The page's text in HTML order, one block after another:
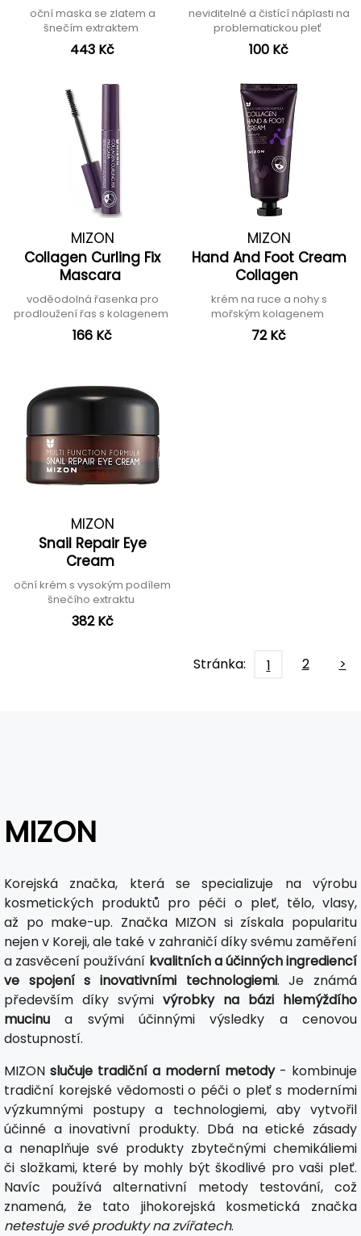
oční maska se zlatem a
šnečím extraktem
443 Kč
neviditelné a čistící náplasti na
problematickou pleť
100 Kč
MIZON
Collagen Curling Fix
Mascara
voděodolná řasenka pro
prodloužení řas s kolagenem
166 Kč
MIZON
Hand And Foot Cream
Collagen
krém na ruce a nohy s
mořským kolagenem
72 Kč
MIZON
Snail Repair Eye
Cream
oční krém s vysokým podílem
šnečího extraktu
382 Kč
Stránka: 1 2 >
MIZON
Korejská značka, která se specializuje na výrobu
kosmetických produktů pro péči o pleť, tělo, vlasy,
až po make-up. Značka MIZON si získala popularitu
nejen v Koreji, ale také v zahraničí díky svému zaměření
a zasvěcení používání kvalitních a účinných ingrediencí
ve spojení s inovativními technologiemi. Je známá
především díky svými výrobky na bázi hlemýždího
mucinu a svými účinnými výsledky a cenovou
dostupností.
MIZON slučuje tradiční a moderní metody- kombinuje
tradiční korejské vědomosti o péči o pleť s moderními
výzkumnými postupy a technologiemi, aby vytvořil
účinné a inovativní produkty. Dbá na etické zásady
a nenaplňuje své produkty zbytečnými chemikáliemi
či složkami, které by mohly být škodlivé pro vaši pleť.
Navíc používá alternativní metody testování, což
znamená, že tato jihokorejská kosmetická značka
netestuje své produkty na zvířatech.